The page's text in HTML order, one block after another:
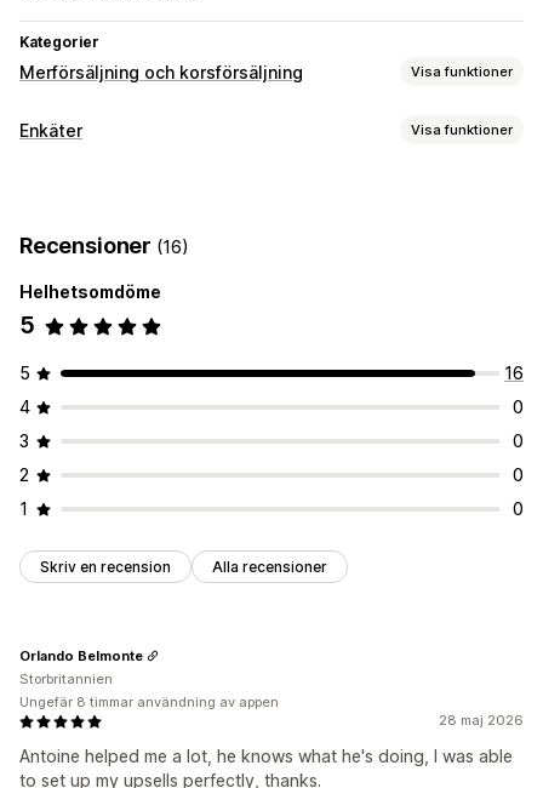
Kategorier
Merförsäljning och korsförsäljning Visa funktioner
Anpassning
Erbjudanden och rekommendationer
Sådant som ofta köps tillsammans
Prioriterad hantering
Analysverktyg
Klickfrekvenser Konverteringsgrad
Rekommendation om prestanda Trattens prestanda
Enkäter Visa funktioner
Kundnöjdhet
Marknadsundersökning
Net Promoter Score (NPS)
Hantering av inskickningar
Dataexport Analysverktyg Kundsegment
Recensioner (16)
Helhetsomdöme
5
5
16
4
0
3
0
2
0
1
0
Skriv en recension Alla recensioner
28 maj 2026
Antoine helped me a lot, he knows what he's doing, I was able
to set up my upsells perfectly, thanks.
Orlando Belmonte
Storbritannien
Ungefär 8 timmar användning av appen